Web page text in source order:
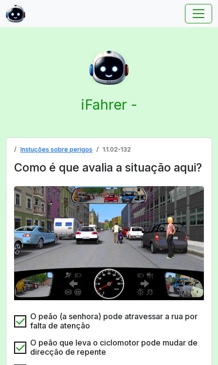
iFahrer -
Instuções sobre perigos 1.1.02-132
Como é que avalia a situação aqui?
O peão (a senhora) pode atravessar a rua por
falta de atenção
O peão que leva o ciclomotor pode mudar de
direcção de repente